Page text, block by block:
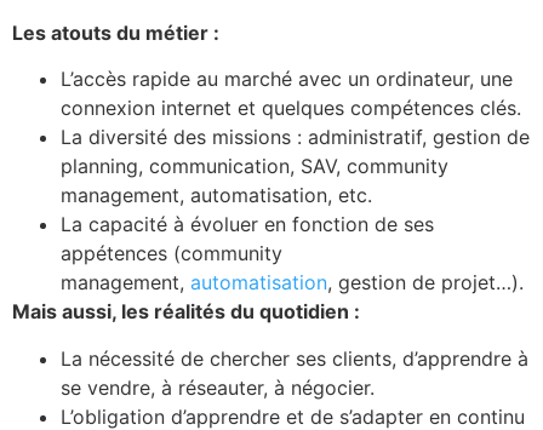
Les atouts du métier :
L’accès rapide au marché avec un ordinateur, une
connexion internet et quelques compétences clés.
La diversité des missions : administratif, gestion de
planning, communication, SAV, community
management, automatisation, etc.
La capacité à évoluer en fonction de ses
appétences (community
management, automatisation, gestion de projet…).
Mais aussi, les réalités du quotidien :
La nécessité de chercher ses clients, d’apprendre à
se vendre, à réseauter, à négocier.
L’obligation d’apprendre et de s’adapter en continu